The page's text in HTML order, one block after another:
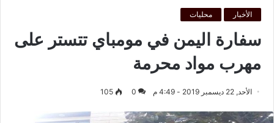
الأخبار محليات
سفارة اليمن في مومباي تتستر على
مهرب مواد محرمة
الأحد, 22 ديسمبر 2019 - 4:49 م 0
105